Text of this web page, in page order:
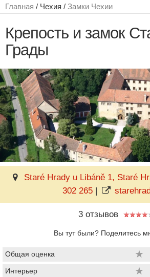
Главная / Чехия / Замки Чехии
Крепость и замок
Грады
Staré Hrady u Libáně 1, Staré
302 265 |
3 отзывов
Вы тут были? Поделитесь
Общая оценка ★
Интерьер ★